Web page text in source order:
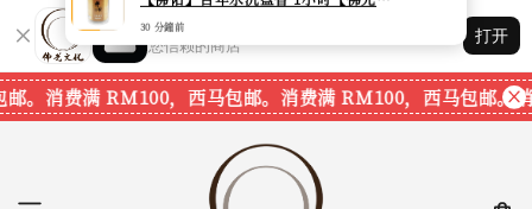
Shopping: 追踪您的订单
您信赖的商店
打开
。消费满 RM100，西马包邮。消费满 RM100，西马包邮。消